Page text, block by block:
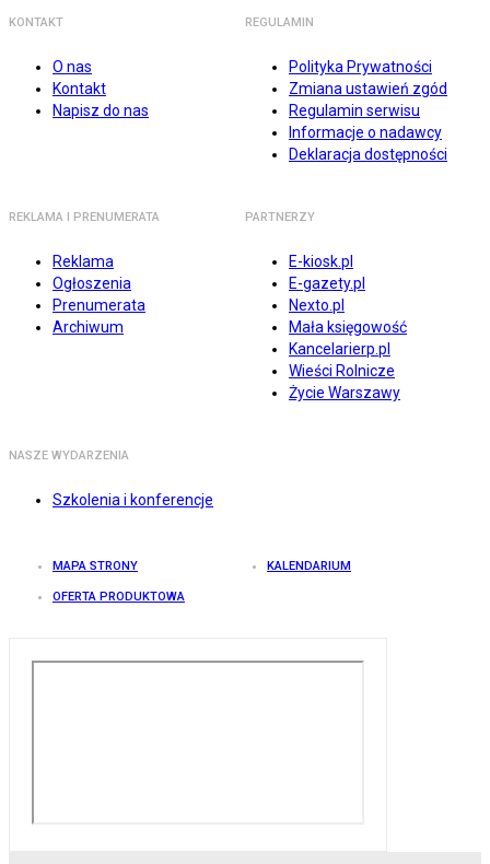
KONTAKT
O nas
Kontakt
Napisz do nas
REGULAMIN
Polityka Prywatności
Zmiana ustawień zgód
Regulamin serwisu
Informacje o nadawcy
Deklaracja dostępności
REKLAMA I PRENUMERATA
Reklama
Ogłoszenia
Prenumerata
Archiwum
PARTNERZY
E-kiosk.pl
E-gazety.pl
Nexto.pl
Mała księgowość
Kancelarierp.pl
Wieści Rolnicze
Życie Warszawy
NASZE WYDARZENIA
Szkolenia i konferencje
MAPA STRONY KALENDARIUM
OFERTA PRODUKTOWA